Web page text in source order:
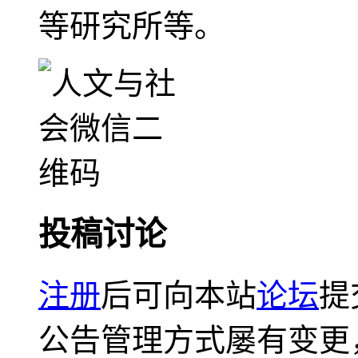
等研究所等。
投稿讨论
注册后可向本站论坛提
公告管理方式屡有变